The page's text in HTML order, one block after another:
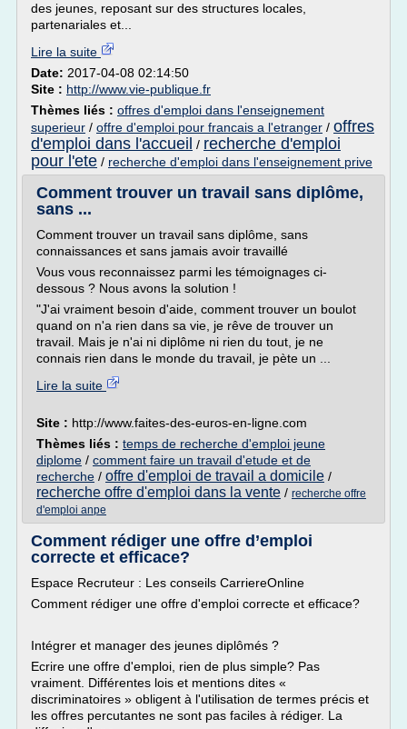
des jeunes, reposant sur des structures locales,
partenariales et...
Lire la suite
Date: 2017-04-08 02:14:50
Site : http://www.vie-publique.fr
Thèmes liés : offres d'emploi dans l'enseignement
superieur / offre d'emploi pour francais a l'etranger / offres
d'emploi dans l'accueil / recherche d'emploi
pour l'ete / recherche d'emploi dans l'enseignement prive
Comment trouver un travail sans diplôme,
sans ...
Comment trouver un travail sans diplôme, sans
connaissances et sans jamais avoir travaillé
Vous vous reconnaissez parmi les témoignages ci-
dessous ? Nous avons la solution !
"J'ai vraiment besoin d'aide, comment trouver un boulot
quand on n'a rien dans sa vie, je rêve de trouver un
travail. Mais je n'ai ni diplôme ni rien du tout, je ne
connais rien dans le monde du travail, je pète un ...
Lire la suite
Site : http://www.faites-des-euros-en-ligne.com
Thèmes liés : temps de recherche d'emploi jeune
diplome / comment faire un travail d'etude et de
recherche / offre d'emploi de travail a domicile /
recherche offre d'emploi dans la vente / recherche offre
d'emploi anpe
Comment rédiger une offre d’emploi
correcte et efficace?
Espace Recruteur : Les conseils CarriereOnline
Comment rédiger une offre d'emploi correcte et efficace?
Intégrer et manager des jeunes diplômés ?
Ecrire une offre d'emploi, rien de plus simple? Pas
vraiment. Différentes lois et mentions dites «
discriminatoires » obligent à l'utilisation de termes précis et
les offres percutantes ne sont pas faciles à rédiger. La